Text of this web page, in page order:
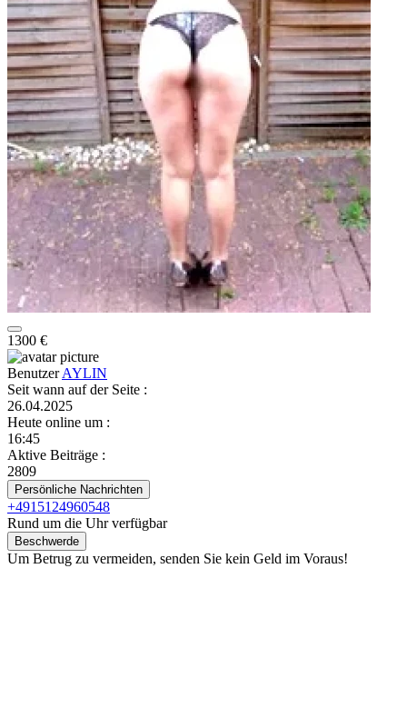
1300 €
BenutzerAYLIN
Seit wann auf der Seite :
26.04.2025
Heute online um :
16:45
Aktive Beiträge :
2809
Persönliche Nachrichten
+4915124960548
Rund um die Uhr verfügbar
Beschwerde
Um Betrug zu vermeiden, senden Sie kein Geld im Voraus!